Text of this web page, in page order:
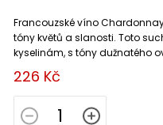
226 Kč
Francouzské víno
tóny květů a slanosti. Toto
kyselinám, s tóny dužnatého